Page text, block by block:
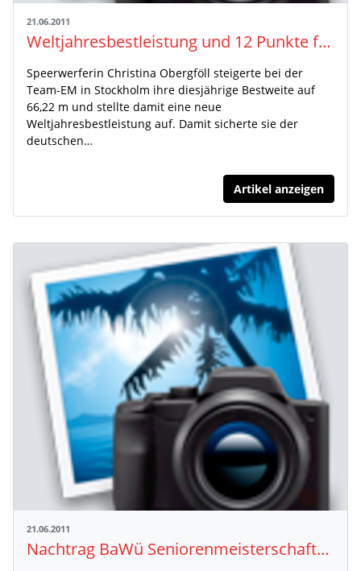
21.06.2011
Weltjahresbestleistung und 12 Punkte fürs Team
Speerwerferin Christina Obergföll steigerte bei der
Team-EM in Stockholm ihre diesjährige Bestweite auf
66,22 m und stellte damit eine neue
Weltjahresbestleistung auf. Damit sicherte sie der
deutschen…
Artikel anzeigen
21.06.2011
Nachtrag BaWü Seniorenmeisterschaften Löffingen